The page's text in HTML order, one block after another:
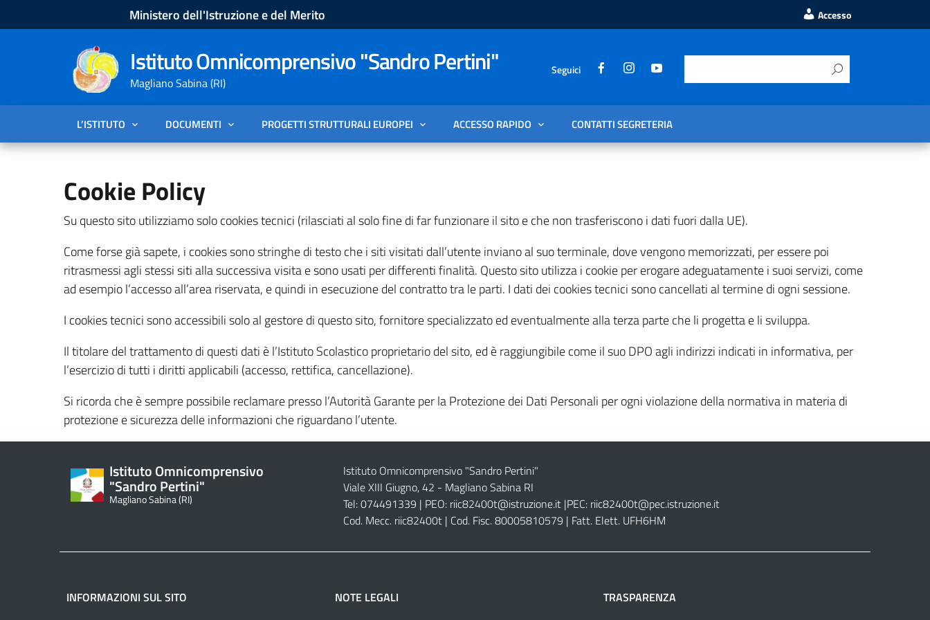
Ministero dell'Istruzione e del Merito Accesso
Istituto Omnicomprensivo "Sandro Pertini"
Magliano Sabina (RI)
Seguici
L’ISTITUTO DOCUMENTI PROGETTI STRUTTURALI EUROPEI ACCESSO RAPIDO CONTATTI SEGRETERIA
Cookie Policy
Su questo sito utilizziamo solo cookies tecnici (rilasciati al solo fine di far funzionare il sito e che non trasferiscono i dati fuori dalla UE).
Come forse già sapete, i cookies sono stringhe di testo che i siti visitati dall’utente inviano al suo terminale, dove vengono memorizzati, per essere poi
ritrasmessi agli stessi siti alla successiva visita e sono usati per differenti finalità. Questo sito utilizza i cookie per erogare adeguatamente i suoi servizi, come
ad esempio l’accesso all’area riservata, e quindi in esecuzione del contratto tra le parti. I dati dei cookies tecnici sono cancellati al termine di ogni sessione.
I cookies tecnici sono accessibili solo al gestore di questo sito, fornitore specializzato ed eventualmente alla terza parte che li progetta e li sviluppa.
Il titolare del trattamento di questi dati è l’Istituto Scolastico proprietario del sito, ed è raggiungibile come il suo DPO agli indirizzi indicati in informativa, per
l’esercizio di tutti i diritti applicabili (accesso, rettifica, cancellazione).
Si ricorda che è sempre possibile reclamare presso l’Autorità Garante per la Protezione dei Dati Personali per ogni violazione della normativa in materia di
protezione e sicurezza delle informazioni che riguardano l’utente.
Istituto Omnicomprensivo
"Sandro Pertini"
Magliano Sabina (RI)
Istituto Omnicomprensivo "Sandro Pertini"
Viale XIII Giugno, 42 - Magliano Sabina RI
Tel: 074491339 | PEO: riic82400t@istruzione.it |PEC: riic82400t@pec.istruzione.it
Cod. Mecc. riic82400t | Cod. Fisc. 80005810579 | Fatt. Elett. UFH6HM
INFORMAZIONI SUL SITO NOTE LEGALI TRASPARENZA